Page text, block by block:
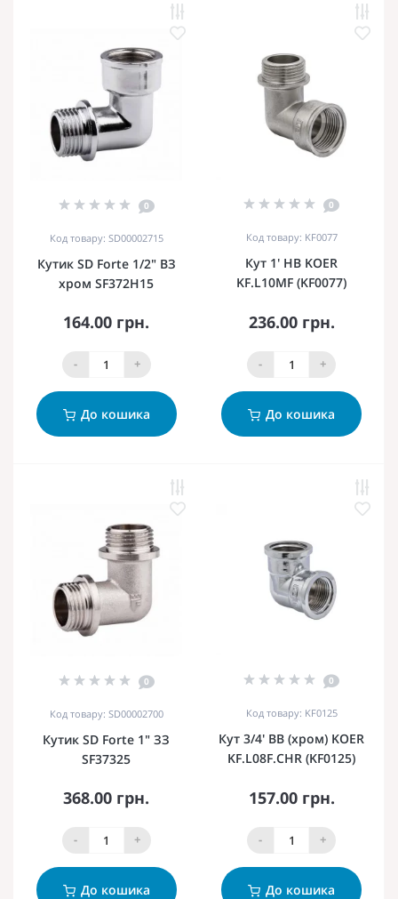
0
Код товару: SD00002715
Кутик SD Forte 1/2" ВЗ
хром SF372H15
164.00 грн.
- +
До кошика
0
Код товару: KF0077
Кут 1' НВ KOER
KF.L10MF (KF0077)
236.00 грн.
- +
До кошика
0
Код товару: SD00002700
Кутик SD Forte 1" ЗЗ
SF37325
368.00 грн.
- +
До кошика
0
Код товару: KF0125
Кут 3/4' ВВ (хром) KOER
KF.L08F.CHR (KF0125)
157.00 грн.
- +
До кошика